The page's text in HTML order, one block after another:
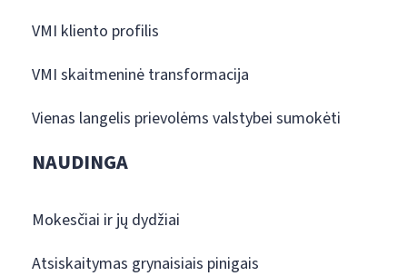
VMI kliento profilis
VMI skaitmeninė transformacija
Vienas langelis prievolėms valstybei sumokėti
NAUDINGA
Mokesčiai ir jų dydžiai
Atsiskaitymas grynaisiais pinigais